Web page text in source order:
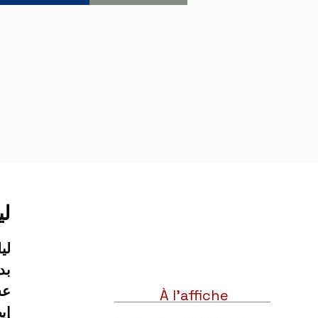
À l'affiche